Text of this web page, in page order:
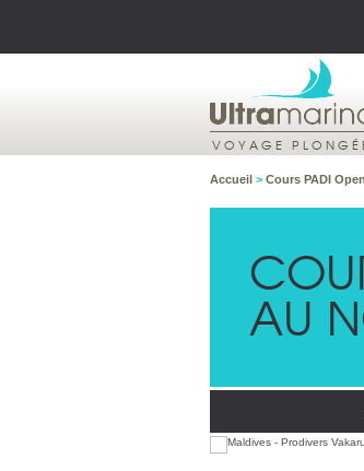
VOYAGE
Accueil > Cours PADI
AU